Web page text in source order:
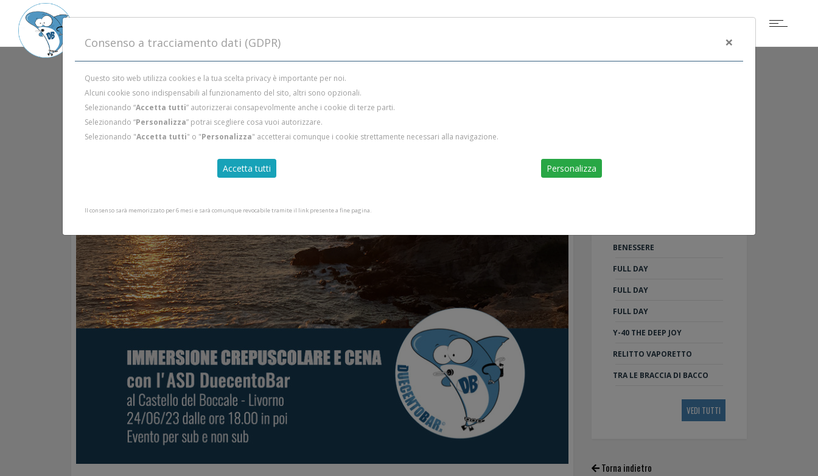
BENESSERE
FULL DAY
FULL DAY
FULL DAY
Y-40 THE DEEP JOY
RELITTO VAPORETTO
TRA LE BRACCIA DI BACCO
VEDI TUTTI
Torna indietro
Consenso a tracciamento dati (GDPR) ×
Questo sito web utilizza cookies e la tua scelta privacy è importante per noi.
Alcuni cookie sono indispensabili al funzionamento del sito, altri sono opzionali.
Selezionando “Accetta tutti” autorizzerai consapevolmente anche i cookie di terze parti.
Selezionando “Personalizza” potrai scegliere cosa vuoi autorizzare.
Selezionando "Accetta tutti" o "Personalizza" accetterai comunque i cookie strettamente necessari alla navigazione.
Accetta tutti Personalizza
Il consenso sarà memorizzato per 6 mesi e sarà comunque revocabile tramite il link presente a fine pagina.